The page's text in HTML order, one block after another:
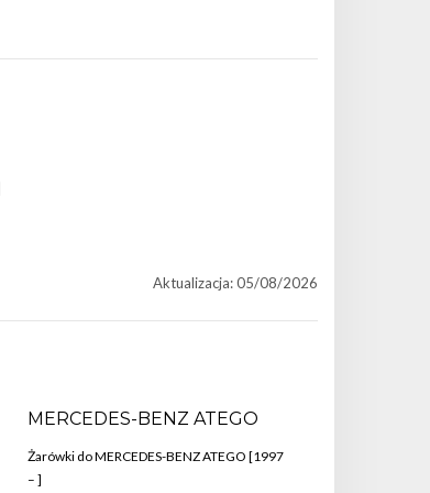
Aktualizacja: 05/08/2026
MERCEDES-BENZ ATEGO
Żarówki do MERCEDES-BENZ ATEGO [1997
– ]